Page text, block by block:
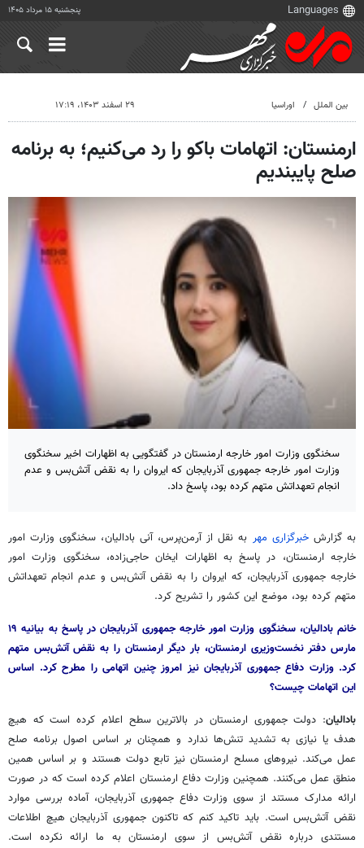
پنجشنبه ۱۵ مرداد ۱۴۰۵
بین الملل اوراسیا ۲۹ اسفند ۱۴۰۳، ۱۷:۱۹
ارمنستان: اتهامات باکو را رد می‌کنیم؛ به برنامه
صلح پایبندیم
سخنگوی وزارت امور خارجه ارمنستان در گفتگویی به اظهارات اخیر سخنگوی
وزارت امور خارجه جمهوری آذربایجان که ایروان را به نقض آتش‌بس و عدم
انجام تعهداتش متهم کرده بود، پاسخ داد.
به گزارشخبرگزاری مهر به نقل از آرمن‌پرس، آنی بادالیان، سخنگوی وزارت امور
خارجه ارمنستان، در پاسخ به اظهارات ایخان حاجی‌زاده، سخنگوی وزارت امور
خارجه جمهوری آذربایجان، که ایروان را به نقض آتش‌بس و عدم انجام تعهداتش
متهم کرده بود، موضع این کشور را تشریح کرد.
خانم بادالیان، سخنگوی وزارت امور خارجه جمهوری آذربایجان در پاسخ به بیانیه ۱۹
مارس دفتر نخست‌وزیری ارمنستان، بار دیگر ارمنستان را به نقض آتش‌بس متهم
کرد. وزارت دفاع جمهوری آذربایجان نیز امروز چنین اتهامی را مطرح کرد. اساس
این اتهامات چیست؟
بادالیان: دولت جمهوری ارمنستان در بالاترین سطح اعلام کرده است که هیچ
هدف یا نیازی به تشدید تنش‌ها ندارد و همچنان بر اساس اصول برنامه صلح
عمل می‌کند. نیروهای مسلح ارمنستان نیز تابع دولت هستند و بر اساس همین
منطق عمل می‌کنند. همچنین وزارت دفاع ارمنستان اعلام کرده است که در صورت
ارائه مدارک مستند از سوی وزارت دفاع جمهوری آذربایجان، آماده بررسی موارد
نقض آتش‌بس است. باید تاکید کنم که تاکنون جمهوری آذربایجان هیچ اطلاعات
مستندی درباره نقض آتش‌بس از سوی ارمنستان به ما ارائه نکرده است.